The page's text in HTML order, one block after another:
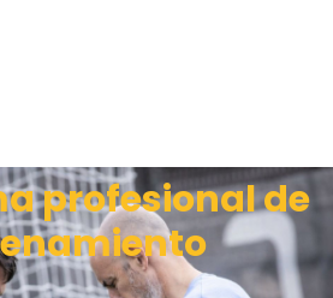
profesional de